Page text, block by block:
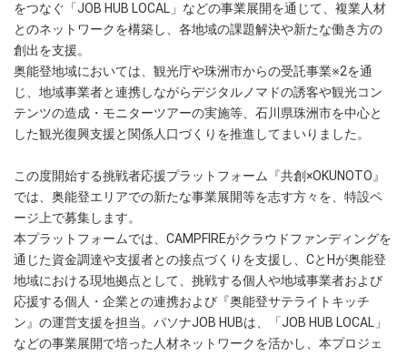
をつなぐ「JOB HUB LOCAL」などの事業展開を通じて、複業人材
とのネットワークを構築し、各地域の課題解決や新たな働き方の
創出を支援。
奥能登地域においては、観光庁や珠洲市からの受託事業※2を通
じ、地域事業者と連携しながらデジタルノマドの誘客や観光コン
テンツの造成・モニターツアーの実施等、石川県珠洲市を中心と
した観光復興支援と関係人口づくりを推進してまいりました。
この度開始する挑戦者応援プラットフォーム『共創×OKUNOTO』
では、奥能登エリアでの新たな事業展開等を志す方々を、特設ペ
ージ上で募集します。
本プラットフォームでは、CAMPFIREがクラウドファンディングを
通じた資金調達や支援者との接点づくりを支援し、CとHが奥能登
地域における現地拠点として、挑戦する個人や地域事業者および
応援する個人・企業との連携および『奥能登サテライトキッチ
ン』の運営支援を担当。パソナJOB HUBは、「JOB HUB LOCAL」
などの事業展開で培った人材ネットワークを活かし、本プロジェ